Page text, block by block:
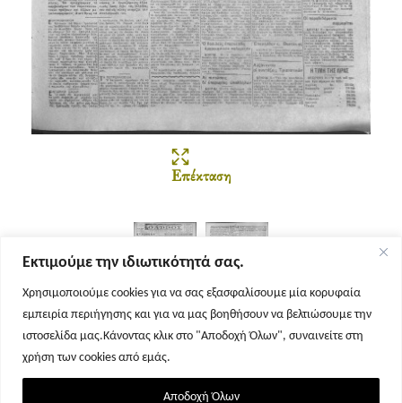
Εκτιμούμε την ιδιωτικότητά σας.
Χρησιμοποιούμε cookies για να σας εξασφαλίσουμε μία κορυφαία
εμπειρία περιήγησης και για να μας βοηθήσουν να βελτιώσουμε την
ιστοσελίδα μας.Κάνοντας κλικ στο "Αποδοχή Όλων", συναινείτε στη
χρήση των cookies από εμάς.
Αποδοχή Όλων
Επέκταση
Σελίδα 1 Σελίδα 2